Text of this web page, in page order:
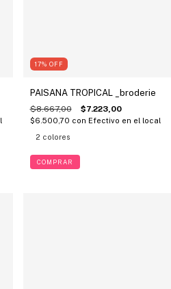
17% OFF
PAISANA TROPICAL _broderie
$8.667,00 $7.223,00
$6.500,70 con Efectivo en el local
2 colores
COMPRAR